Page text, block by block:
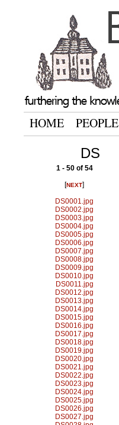
HOME PEOPLE
DS
1 - 50 of 54
[NEXT]
DS0001.jpg
DS0002.jpg
DS0003.jpg
DS0004.jpg
DS0005.jpg
DS0006.jpg
DS0007.jpg
DS0008.jpg
DS0009.jpg
DS0010.jpg
DS0011.jpg
DS0012.jpg
DS0013.jpg
DS0014.jpg
DS0015.jpg
DS0016.jpg
DS0017.jpg
DS0018.jpg
DS0019.jpg
DS0020.jpg
DS0021.jpg
DS0022.jpg
DS0023.jpg
DS0024.jpg
DS0025.jpg
DS0026.jpg
DS0027.jpg